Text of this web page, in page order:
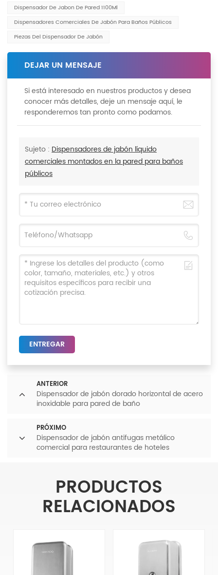
Dispensador De Jabon De Pared 1100Ml
Dispensadores Comerciales De Jabón Para Baños Públicos
Piezas Del Dispensador De Jabón
DEJAR UN MENSAJE
Si está interesado en nuestros productos y desea
conocer más detalles, deje un mensaje aquí, le
responderemos tan pronto como podamos.
Sujeto : Dispensadores de jabón líquido
comerciales montados en la pared para baños
públicos
ENTREGAR
ANTERIOR
Dispensador de jabón dorado horizontal de acero
inoxidable para pared de baño
PRÓXIMO
Dispensador de jabón antifugas metálico
comercial para restaurantes de hoteles
PRODUCTOS
RELACIONADOS